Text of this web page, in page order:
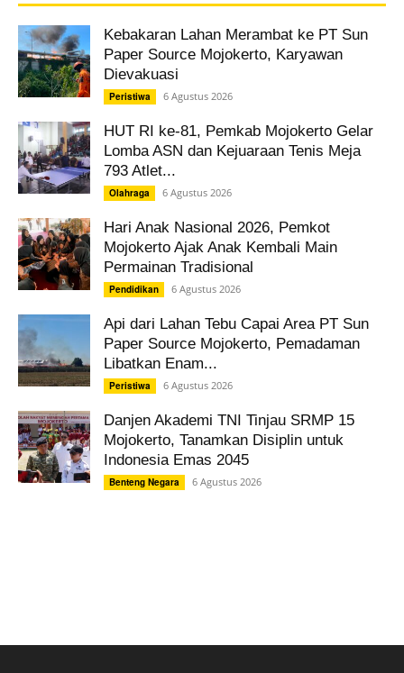
Kebakaran Lahan Merambat ke PT Sun
Paper Source Mojokerto, Karyawan
Dievakuasi
Peristiwa 6 Agustus 2026
HUT RI ke-81, Pemkab Mojokerto Gelar
Lomba ASN dan Kejuaraan Tenis Meja
793 Atlet...
Olahraga 6 Agustus 2026
Hari Anak Nasional 2026, Pemkot
Mojokerto Ajak Anak Kembali Main
Permainan Tradisional
Pendidikan 6 Agustus 2026
Api dari Lahan Tebu Capai Area PT Sun
Paper Source Mojokerto, Pemadaman
Libatkan Enam...
Peristiwa 6 Agustus 2026
Danjen Akademi TNI Tinjau SRMP 15
Mojokerto, Tanamkan Disiplin untuk
Indonesia Emas 2045
Benteng Negara 6 Agustus 2026